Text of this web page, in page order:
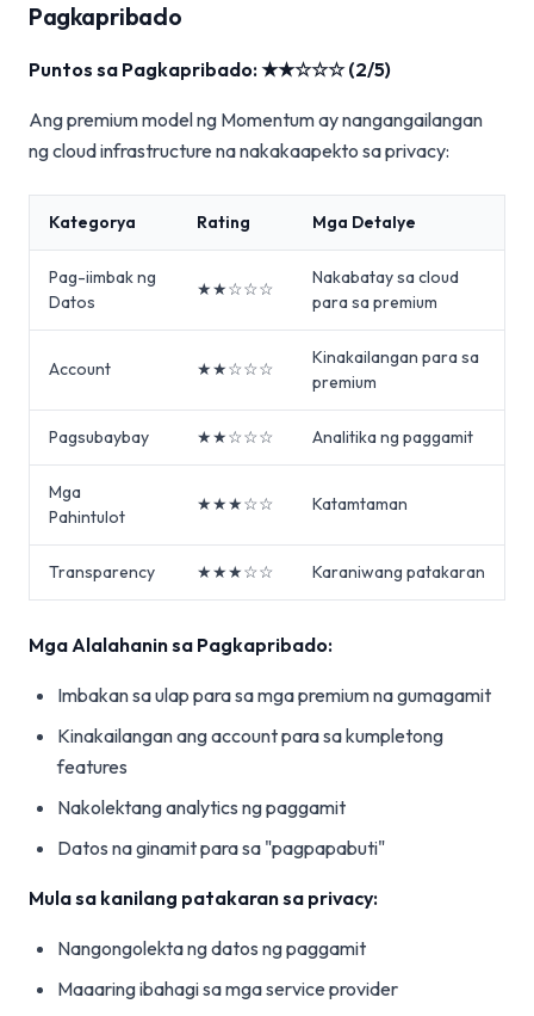
Pagkapribado
Puntos sa Pagkapribado: ★★☆☆☆ (2/5)
Ang premium model ng Momentum ay nangangailangan
ng cloud infrastructure na nakakaapekto sa privacy:
Kategorya Rating Mga Detalye
Pag-iimbak ng
Datos
★★☆☆☆
Nakabatay sa cloud
para sa premium
Account ★★☆☆☆
Kinakailangan para sa
premium
Pagsubaybay ★★☆☆☆ Analitika ng paggamit
Mga
Pahintulot
★★★☆☆ Katamtaman
Transparency ★★★☆☆ Karaniwang patakaran
Mga Alalahanin sa Pagkapribado:
Imbakan sa ulap para sa mga premium na gumagamit
Kinakailangan ang account para sa kumpletong
features
Nakolektang analytics ng paggamit
Datos na ginamit para sa "pagpapabuti"
Mula sa kanilang patakaran sa privacy:
Nangongolekta ng datos ng paggamit
Maaaring ibahagi sa mga service provider